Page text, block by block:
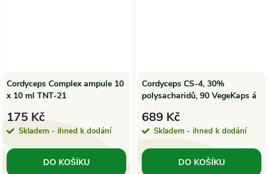
Cordyceps Complex ampule 10
x 10 ml TNT-21
175 Kč
Skladem - ihned k dodání
DO KOŠÍKU
Cordyceps CS-4, 30%
polysacharidů, 90 VegeKaps á
689 Kč
Skladem - ihned k dodání
DO KOŠÍKU